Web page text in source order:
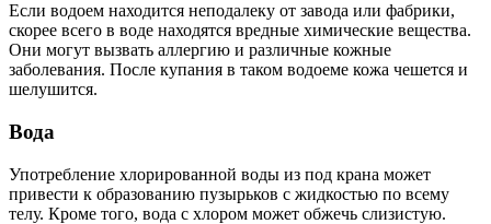
Если водоем находится неподалеку от завода или фабрики,
скорее всего в воде находятся вредные химические вещества.
Они могут вызвать аллергию и различные кожные
заболевания. После купания в таком водоеме кожа чешется и
шелушится.
Вода
Употребление хлорированной воды из под крана может
привести к образованию пузырьков с жидкостью по всему
телу. Кроме того, вода с хлором может обжечь слизистую.